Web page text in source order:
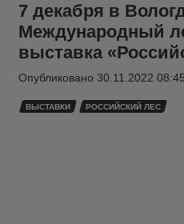
7 декабря в
Международный
выставка
Опубликовано 30.11.2022 08:45
ВЫСТАВКИ РОССИЙСКИЙ ЛЕС